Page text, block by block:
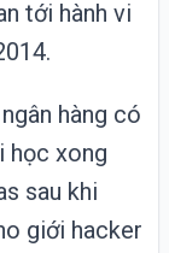
tới hành vi
hàng có
học xong
sau khi
giới hacker